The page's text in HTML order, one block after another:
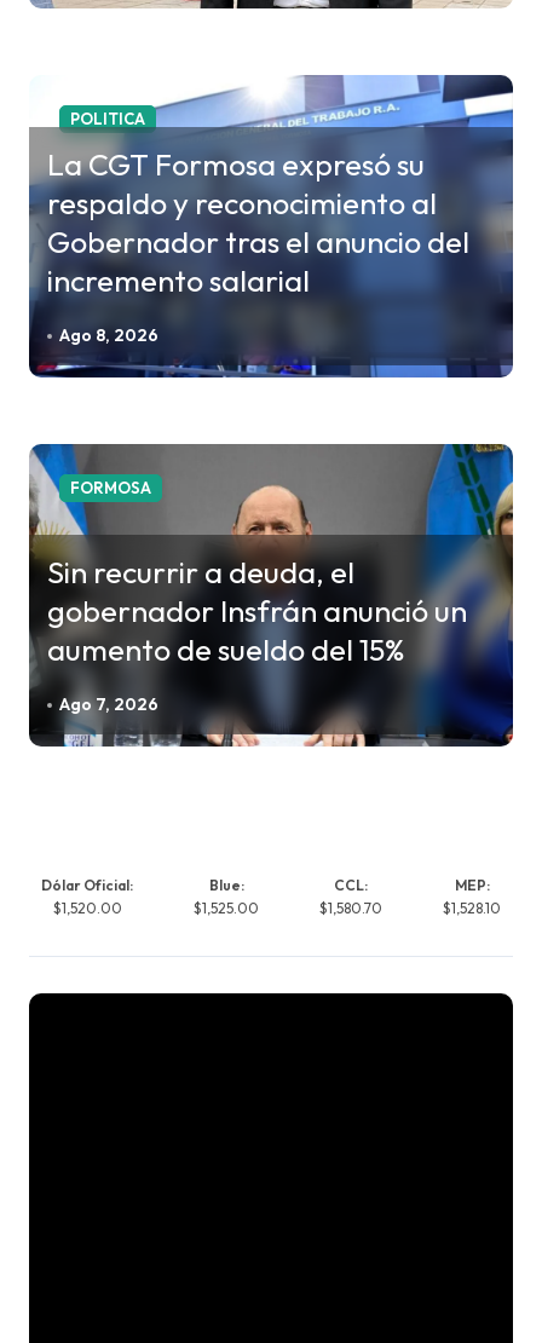
d
s
POLITICA
La CGT Formosa expresó su
respaldo y reconocimiento al
Gobernador tras el anuncio del
incremento salarial
Ago 8, 2026
FORMOSA
Sin recurrir a deuda, el
gobernador Insfrán anunció un
aumento de sueldo del 15%
Ago 7, 2026
Dólar Oficial:
$1,520.00
Blue:
$1,525.00
CCL:
$1,580.70
MEP:
$1,528.10